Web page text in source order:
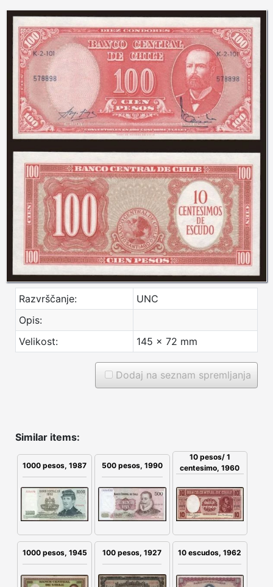
Razvrščanje:
UNC
Opis:
Velikost:
145 x 72 mm
Dodaj na seznam spremljanja
Similar items:
1000 pesos, 1987 500 pesos, 1990
10 pesos/ 1
centesimo, 1960
1000 pesos, 1945 100 pesos, 1927 10 escudos, 1962